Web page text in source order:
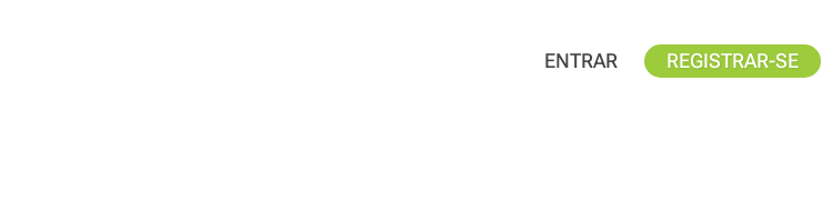
ENTRAR REGISTRAR-SE